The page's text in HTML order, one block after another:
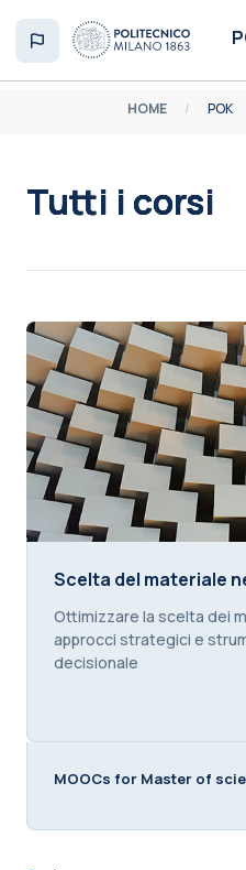
HOME POK
Tutti i corsi
Scelta del materiale
Scelta del materiale
Course summary text:
Ottimizzare la scelta dei
approcci strategici e
decisionale
MOOCs for Master of